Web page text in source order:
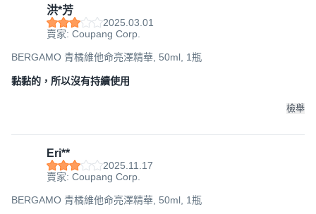
洪*芳
2025.03.01
賣家: Coupang Corp.
BERGAMO 青橘維他命亮澤精華, 50ml, 1瓶
黏黏的，所以沒有持續使用
檢舉
Eri**
2025.11.17
賣家: Coupang Corp.
BERGAMO 青橘維他命亮澤精華, 50ml, 1瓶